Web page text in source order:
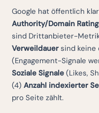
Google hat öffentlich
Authority/Domain Rating
sind Drittanbieter-
Verweildauer sind keine
(Engagement-Signale
Soziale Signale (Likes,
(4) Anzahl indexierter
pro Seite zählt.